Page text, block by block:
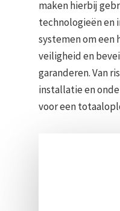
maken hierbij
technologieën en
systemen om een
veiligheid en
garanderen. Van
installatie en
voor een